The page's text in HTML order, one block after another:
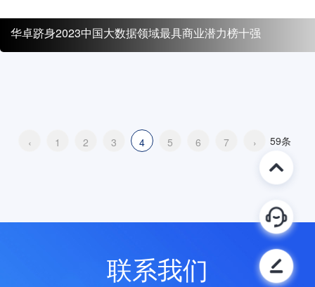
华卓跻身2023中国大数据领域最具商业潜力榜十强
‹ 1 2 3 4 5 6 7 › 59条
联系我们